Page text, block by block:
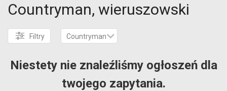
Countryman, wieruszowski
Filtry Countryman
Niestety nie znaleźliśmy ogłoszeń dla
twojego zapytania.